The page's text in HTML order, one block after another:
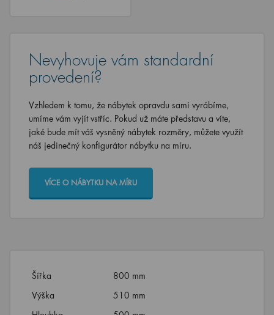
Nevyhovuje vám standardní
provedení?
Vzhledem k tomu, že nábytek opravdu sami vyrábíme,
umíme vám vyjít vstříc. Pokud už máte představu a víte,
jaké bude mít váš vysněný nábytek rozměry, můžete využít
náš jedinečný konfigurátor nábytku na míru.
VÍCE O NÁBYTKU NA MÍRU
Šířka
800 mm
Výška
510 mm